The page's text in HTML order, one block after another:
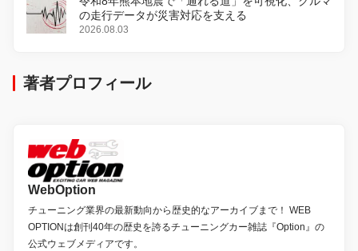
の走行データが災害対応を支える
2026.08.03
著者プロフィール
WebOption
チューニング業界の最新動向から歴史的なアーカイブまで！ WEB
OPTIONは創刊40年の歴史を誇るチューニングカー雑誌『Option』の
公式ウェブメディアです。